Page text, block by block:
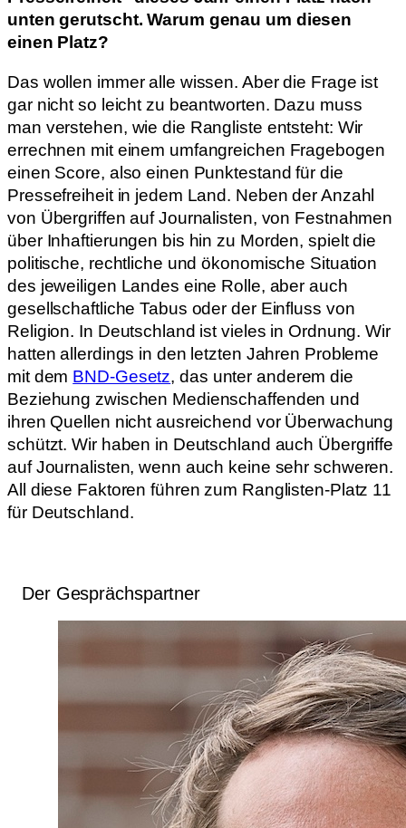
unten gerutscht. Warum genau um diesen
einen Platz?
Das wollen immer alle wissen. Aber die Frage ist
gar nicht so leicht zu beantworten. Dazu muss
man verstehen, wie die Rangliste entsteht: Wir
errechnen mit einem umfangreichen Fragebogen
einen Score, also einen Punktestand für die
Pressefreiheit in jedem Land. Neben der Anzahl
von Übergriffen auf Journalisten, von Festnahmen
über Inhaftierungen bis hin zu Morden, spielt die
politische, rechtliche und ökonomische Situation
des jeweiligen Landes eine Rolle, aber auch
gesellschaftliche Tabus oder der Einfluss von
Religion. In Deutschland ist vieles in Ordnung. Wir
hatten allerdings in den letzten Jahren Probleme
mit dem BND-Gesetz, das unter anderem die
Beziehung zwischen Medienschaffenden und
ihren Quellen nicht ausreichend vor Überwachung
schützt. Wir haben in Deutschland auch Übergriffe
auf Journalisten, wenn auch keine sehr schweren.
All diese Faktoren führen zum Ranglisten-Platz 11
für Deutschland.
Der Gesprächspartner